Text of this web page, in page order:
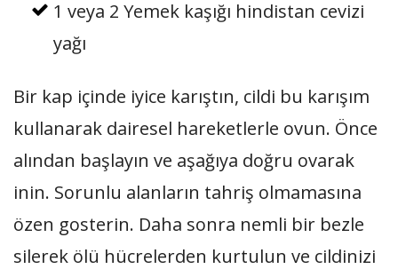
1 veya 2 Yemek kaşığı hindistan cevizi
yağı
Bir kap içinde iyice karıştın, cildi bu karışım
kullanarak dairesel hareketlerle ovun. Önce
alından başlayın ve aşağıya doğru ovarak
inin. Sorunlu alanların tahriş olmamasına
özen gosterin. Daha sonra nemli bir bezle
silerek ölü hücrelerden kurtulun ve cildinizi